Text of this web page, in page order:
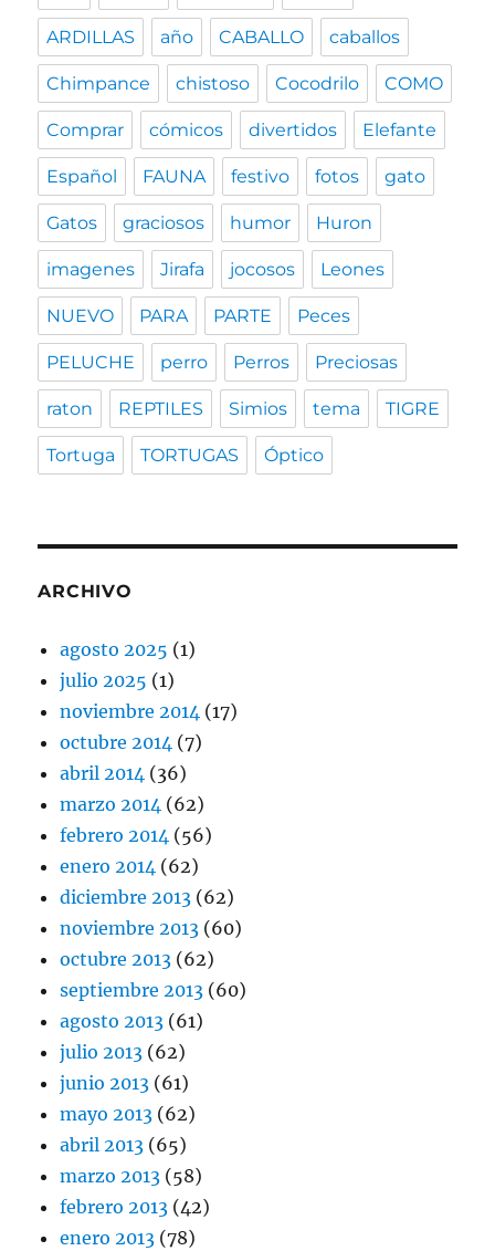
ARDILLAS año CABALLO caballos
Chimpance chistoso Cocodrilo COMO
Comprar cómicos divertidos Elefante
Español FAUNA festivo fotos gato
Gatos graciosos humor Huron
imagenes Jirafa jocosos Leones
NUEVO PARA PARTE Peces
PELUCHE perro Perros Preciosas
raton REPTILES Simios tema TIGRE
Tortuga TORTUGAS Óptico
ARCHIVO
agosto 2025 (1)
julio 2025 (1)
noviembre 2014 (17)
octubre 2014 (7)
abril 2014 (36)
marzo 2014 (62)
febrero 2014 (56)
enero 2014 (62)
diciembre 2013 (62)
noviembre 2013 (60)
octubre 2013 (62)
septiembre 2013 (60)
agosto 2013 (61)
julio 2013 (62)
junio 2013 (61)
mayo 2013 (62)
abril 2013 (65)
marzo 2013 (58)
febrero 2013 (42)
enero 2013 (78)